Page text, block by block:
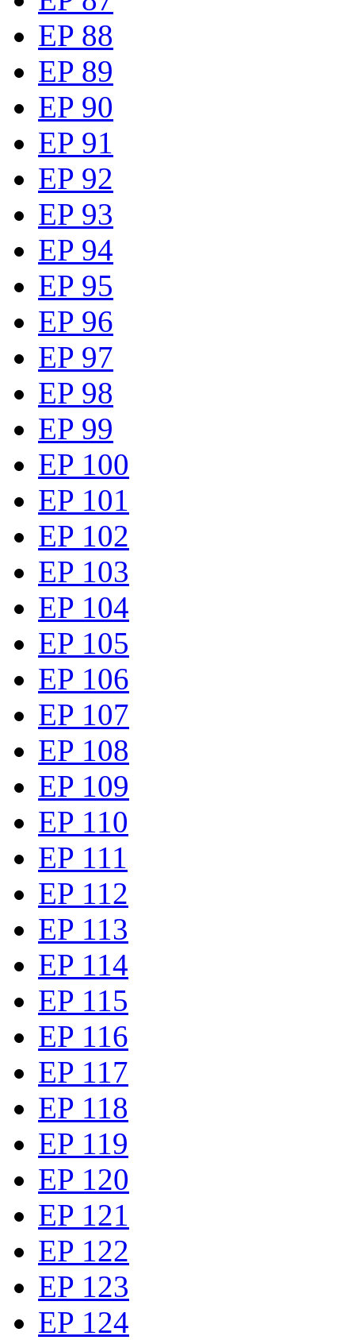
EP 88
EP 89
EP 90
EP 91
EP 92
EP 93
EP 94
EP 95
EP 96
EP 97
EP 98
EP 99
EP 100
EP 101
EP 102
EP 103
EP 104
EP 105
EP 106
EP 107
EP 108
EP 109
EP 110
EP 111
EP 112
EP 113
EP 114
EP 115
EP 116
EP 117
EP 118
EP 119
EP 120
EP 121
EP 122
EP 123
EP 124